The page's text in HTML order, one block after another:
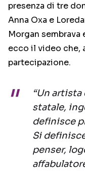
presenza di tre
Anna Oxa e
Morgan sembrava
ecco il video che,
partecipazione.
“Un
statale,
definisce
Si
penser,